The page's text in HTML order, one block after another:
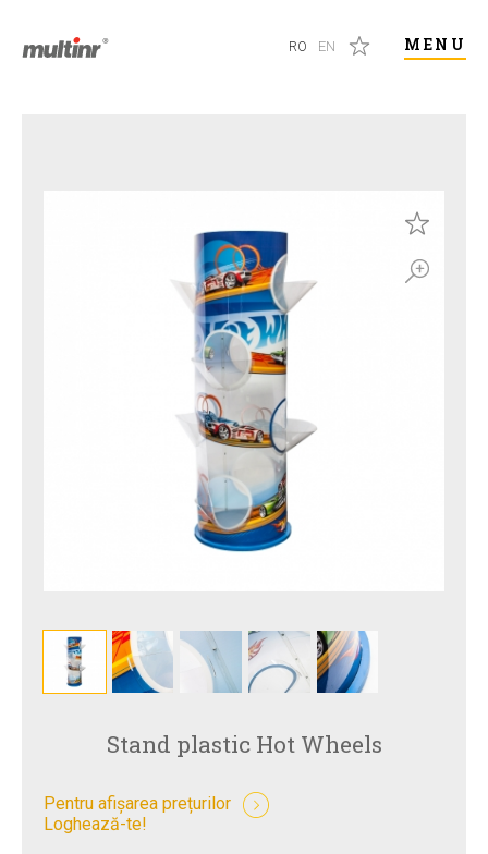
RO EN MENU
Stand plastic Hot Wheels
Pentru afișarea prețurilor
Loghează-te!